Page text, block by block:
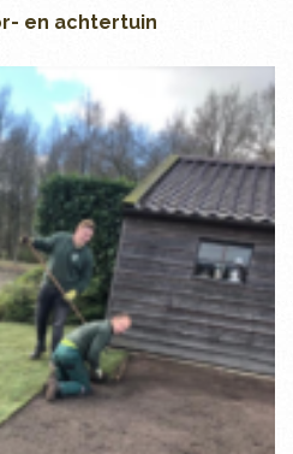
en achtertuin